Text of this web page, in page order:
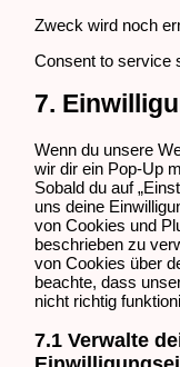
Zweck wird noch
Consent to service
7.
Wenn du unsere
wir dir ein Pop-Up
Sobald du auf
uns deine
von Cookies und
beschrieben zu
von Cookies über
beachte, dass
nicht richtig
7.1 Verwalte